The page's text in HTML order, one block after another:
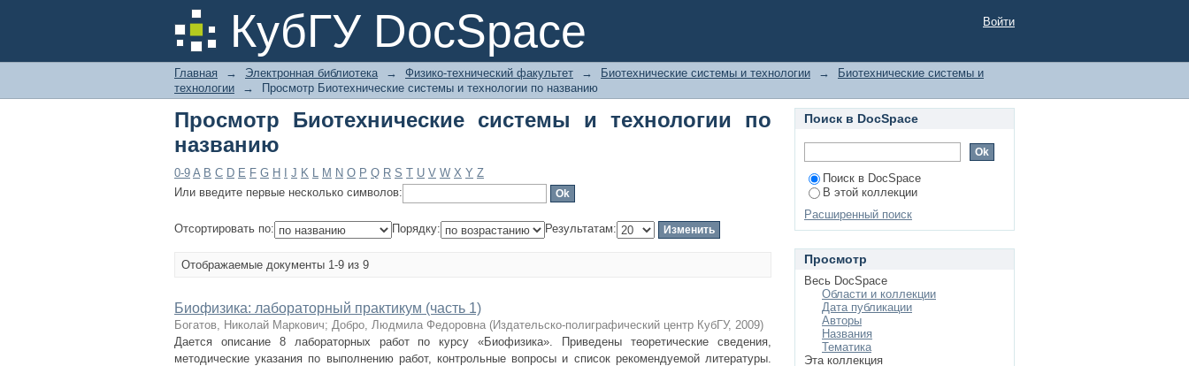
КубГУ DocSpace
Просмотр Биотехнические системы и технологии по названию Войти
Главная → Электронная библиотека → Физико-технический факультет → Биотехнические системы и технологии →
Биотехнические системы и
технологии
→ Просмотр Биотехнические системы и технологии по названию
Просмотр Биотехнические системы и технологии по
названию
0-9 A B C D E F G H J K L M N O P Q R S T U V W X Y Z
Или введите первые несколько символов:
Отсортировать по: Порядку: Результатам:
Отображаемые документы 1-9 из 9
Биофизика: лабораторный практикум (часть 1)
Богатов, Николай Маркович; Добро, Людмила Федоровна (Издательско-полиграфический центр КубГУ, 2009)
Дается описание 8 лабораторных работ по курсу «Биофизика». Приведены теоретические сведения,
методические указания по выполнению работ, контрольные вопросы и список рекомендуемой литературы.
Поиск в DocSpace
Поиск в DocSpace
В этой коллекции
Расширенный поиск
Просмотр
Весь DocSpace
Области и коллекции
Дата публикации
Авторы
Названия
Тематика
Эта коллекция